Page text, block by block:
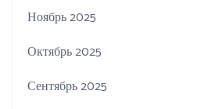
Ноябрь 2025
Октябрь 2025
Сентябрь 2025